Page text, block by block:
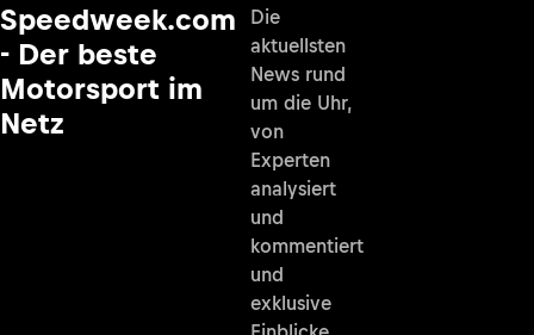
Speedweek.com
- Der beste
Motorsport im
Netz
Die
aktuellsten
News rund
um die Uhr,
von
Experten
analysiert
und
kommentiert
und
exklusive